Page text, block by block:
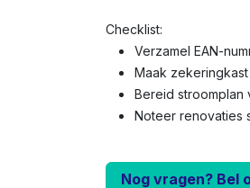
Checklist:
Verzamel EAN-
Maak
Bereid stroomplan
Noteer renovaties
Nog vragen? Bel